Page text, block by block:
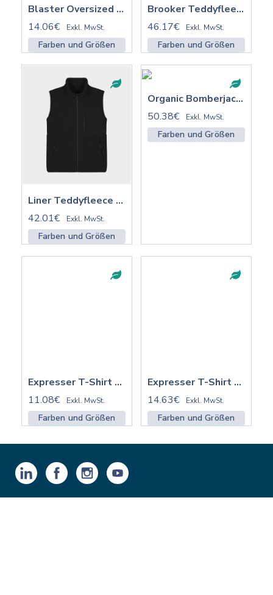
Blaster Oversized Shirt 2.0 ST/ST | STTU959
14.06€
Exkl. MwSt.
Farben und Größen
Brooker Teddyfleece Jacket ST/ST mit Stick | STJU248
46.17€
Exkl. MwSt.
Farben und Größen
Liner Teddyfleece Vest ST/ST mit Stick | STJU249
42.01€
Exkl. MwSt.
Farben und Größen
Organic Bomberjacke 2.0 ST/ST mit Stick | STJU251
50.38€
Exkl. MwSt.
Farben und Größen
Expresser T-Shirt 2.0 ST/ST | STTW079
11.08€
Exkl. MwSt.
Farben und Größen
Expresser T-Shirt 2.0ST/ST mit Stick | STTW079
14.63€
Exkl. MwSt.
Farben und Größen